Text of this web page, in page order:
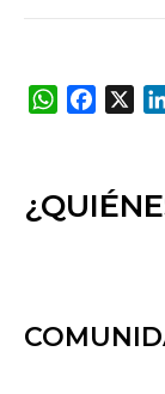
WhatsApp